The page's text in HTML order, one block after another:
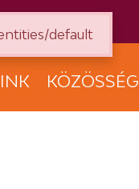
KÖZÖSSÉG
default